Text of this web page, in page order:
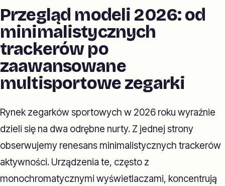
Przegląd modeli 2026: od
minimalistycznych
trackerów po
zaawansowane
multisportowe zegarki
Rynek zegarków sportowych w 2026 roku wyraźnie
dzieli się na dwa odrębne nurty. Z jednej strony
obserwujemy renesans minimalistycznych trackerów
aktywności. Urządzenia te, często z
monochromatycznymi wyświetlaczami, koncentrują